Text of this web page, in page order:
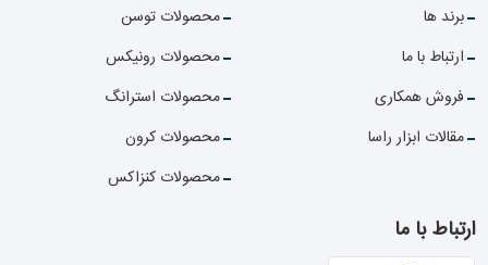
برند ها
ارتباط با ما
فروش همکاری
مقالات ابزار راسا
محصولات توسن
محصولات رونیکس
محصولات استرانگ
محصولات کرون
محصولات کنزاکس
ارتباط با ما